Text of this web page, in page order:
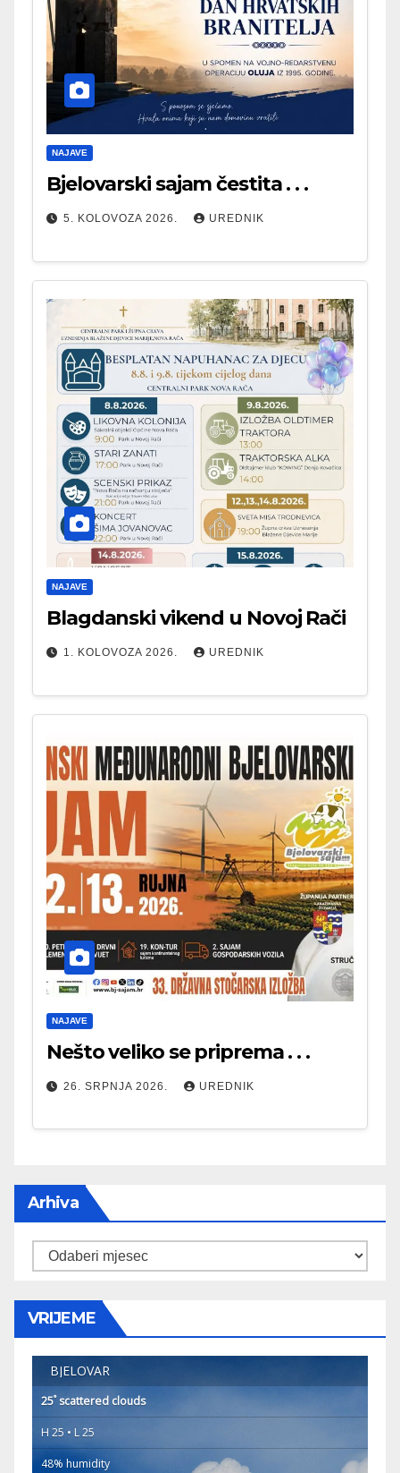
NAJAVE
Bjelovarski sajam čestita . . .
5. KOLOVOZA 2026. UREDNIK
NAJAVE
Blagdanski vikend u Novoj Rači
1. KOLOVOZA 2026. UREDNIK
NAJAVE
Nešto veliko se priprema . . .
26. SRPNJA 2026. UREDNIK
Arhiva
Arhiva
VRIJEME
BJELOVAR
25°scattered clouds
H 25 • L 25
48% humidity